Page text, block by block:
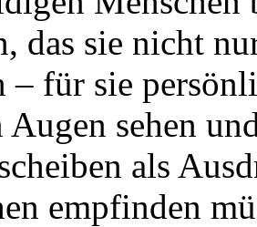
das sie nicht
– für sie
Augen sehen
als
empfinden